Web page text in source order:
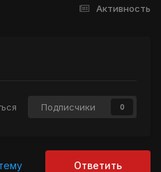
Активность
Подписчики 0
Ответить